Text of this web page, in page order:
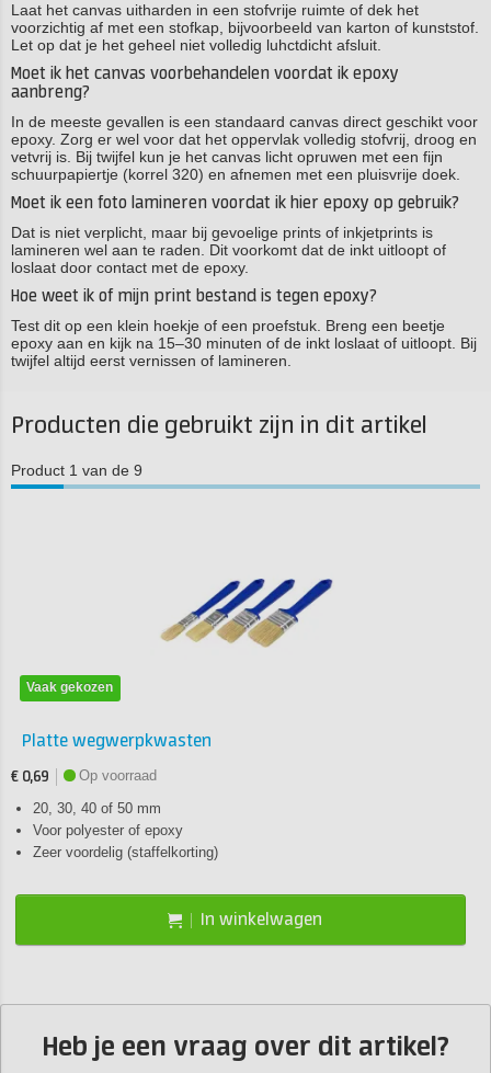
Laat het canvas uitharden in een stofvrije ruimte of dek het
voorzichtig af met een stofkap, bijvoorbeeld van karton of kunststof.
Let op dat je het geheel niet volledig luhctdicht afsluit.
Moet ik het canvas voorbehandelen voordat ik epoxy
aanbreng?
In de meeste gevallen is een standaard canvas direct geschikt voor
epoxy. Zorg er wel voor dat het oppervlak volledig stofvrij, droog en
vetvrij is. Bij twijfel kun je het canvas licht opruwen met een fijn
schuurpapiertje (korrel 320) en afnemen met een pluisvrije doek.
Moet ik een foto lamineren voordat ik hier epoxy op gebruik?
Dat is niet verplicht, maar bij gevoelige prints of inkjetprints is
lamineren wel aan te raden. Dit voorkomt dat de inkt uitloopt of
loslaat door contact met de epoxy.
Hoe weet ik of mijn print bestand is tegen epoxy?
Test dit op een klein hoekje of een proefstuk. Breng een beetje
epoxy aan en kijk na 15–30 minuten of de inkt loslaat of uitloopt. Bij
twijfel altijd eerst vernissen of lamineren.
Producten die gebruikt zijn in dit artikel
Product 1 van de 9
Vaak gekozen
Platte wegwerpkwasten
€ 0,69
Op voorraad
20, 30, 40 of 50 mm
Voor polyester of epoxy
Zeer voordelig (staffelkorting)
In winkelwagen
Heb je een vraag over dit artikel?